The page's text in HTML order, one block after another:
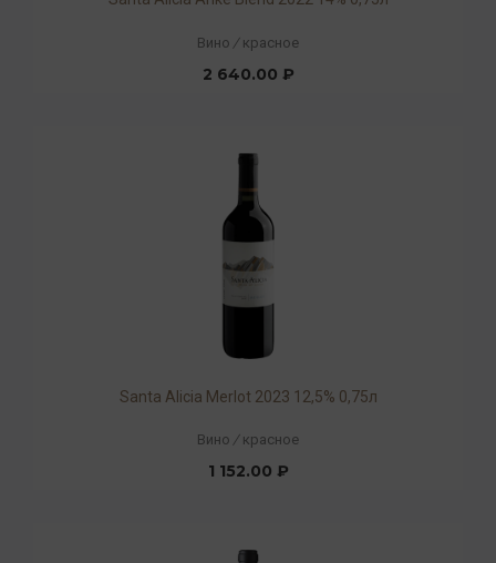
Вино / красное
2 640.00 ₽
Santa Alicia Merlot 2023 12,5% 0,75л
Вино / красное
1 152.00 ₽